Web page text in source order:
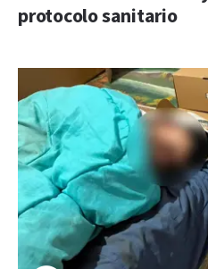
protocolo sanitario